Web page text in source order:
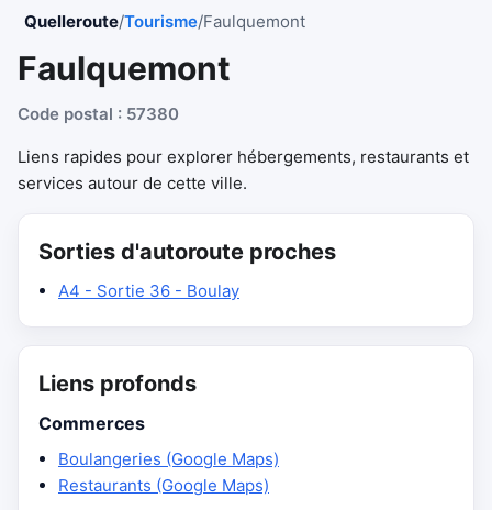
Quelleroute/Tourisme/Faulquemont
Faulquemont
Code postal : 57380
Liens rapides pour explorer hébergements, restaurants et
services autour de cette ville.
Sorties d'autoroute proches
A4 - Sortie 36 - Boulay
Liens profonds
Commerces
Boulangeries (Google Maps)
Restaurants (Google Maps)